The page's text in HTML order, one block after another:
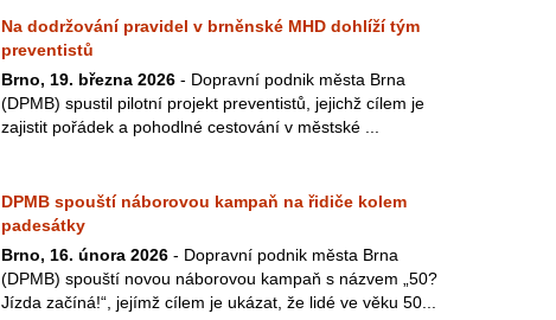
Na dodržování pravidel v brněnské MHD dohlíží tým
preventistů
Brno, 19. března 2026 - Dopravní podnik města Brna
(DPMB) spustil pilotní projekt preventistů, jejichž cílem je
zajistit pořádek a pohodlné cestování v městské ...
DPMB spouští náborovou kampaň na řidiče kolem
padesátky
Brno, 16. února 2026 - Dopravní podnik města Brna
(DPMB) spouští novou náborovou kampaň s názvem „50?
Jízda začíná!“, jejímž cílem je ukázat, že lidé ve věku 50...